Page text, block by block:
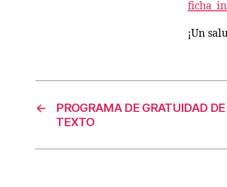
¡Un
←
PROGRAMA DE GRATUIDAD
TEXTO